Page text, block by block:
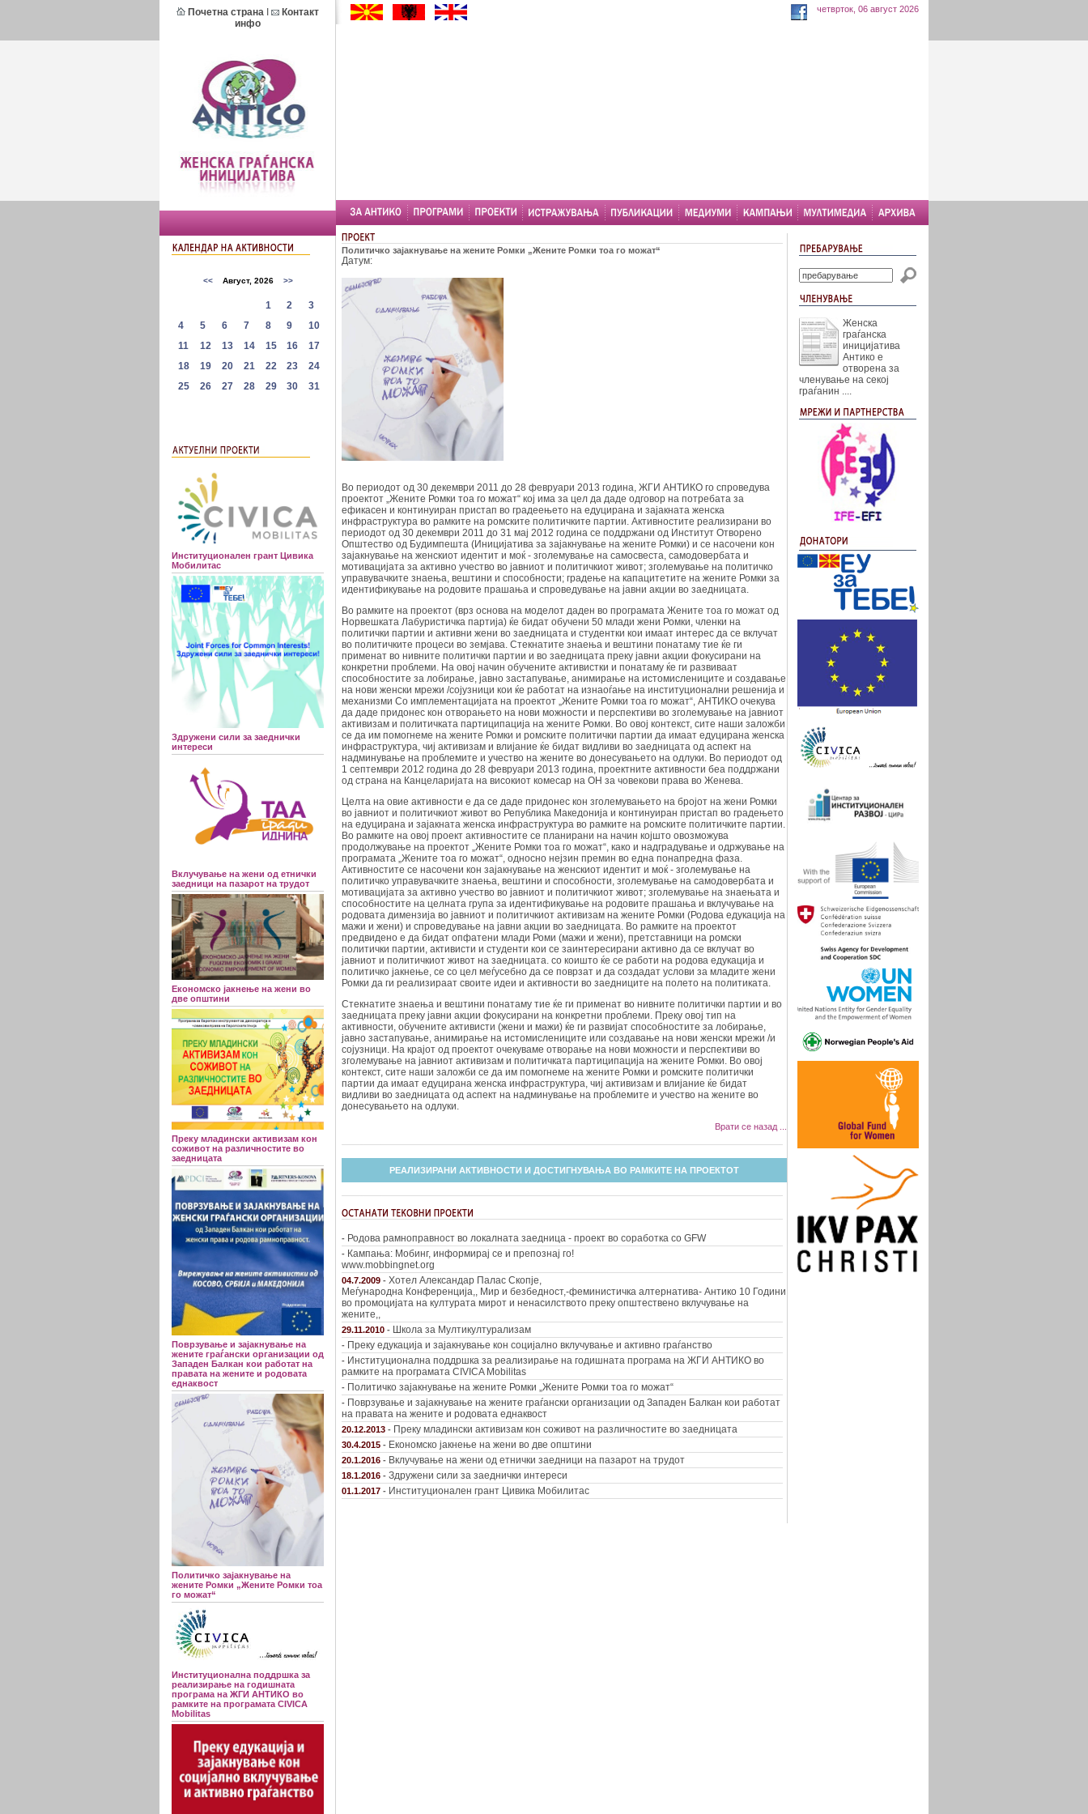
Почетна страна
Контакт
инфо
Институционален грант Цивика
Мобилитас
Здружени сили за заеднички
интереси
Вклучување на жени од етнички
заедници на пазарот на трудот
Економско јакнење на жени во
две општини
Преку младински активизам кон
соживот на различностите во
заедницата
Поврзување и зајакнување на
жените граѓански организации од
Западен Балкан кои работат на
правата на жените и родовата
еднаквост
Политичко зајакнување на
жените Ромки „Жените Ромки тоа
го можат“
Институционална поддршка за
реализирање на годишната
програма на ЖГИ АНТИКО во
рамките на програмата CIVICA
Mobilitas
четврток, 06 август 2026
Политичко зајакнување на жените Ромки „Жените Ромки тоа го можат“
Датум:
Во периодот од 30 декември 2011 до 28 февруари 2013 година, ЖГИ АНТИКО го спроведува
проектот „Жените Ромки тоа го можат“ кој има за цел да даде одговор на потребата за
ефикасен и континуиран пристап во градеењето на едуцирана и зајакната женска
инфраструктура во рамките на ромските политичките партии. Aктивностите реализирани во
периодот од 30 декември 2011 до 31 мај 2012 година се поддржани од Институт Отворено
Општество од Будимпешта (Иницијатива за зајакнување на жените Ромки) и се насочени кон
зајакнување на женскиот идентит и моќ - зголемување на самосвеста, самодовербата и
мотивацијата за активно учество во јавниот и политичкиот живот; зголемување на политичко
управувачките знаења, вештини и способности; градење на капацитетите на жените Ромки за
идентификување на родовите прашања и спроведување на јавни акции во заедницата.
Во рамките на проектот (врз основа на моделот даден во програмата Жените тоа го можат од
Норвешката Лабуристичка партија) ќе бидат обучени 50 млади жени Ромки, членки на
политички партии и активни жени во заедницата и студентки кои имаат интерес да се вклучат
во политичките процеси во земјава. Стекнатите знаења и вештини понатаму тие ќе ги
применат во нивните политички партии и во заедницата преку јавни акции фокусирани на
конкретни проблеми. На овој начин обучените активистки и понатаму ќе ги развиваат
способностите за лобирање, јавно застапување, анимирање на истомислениците и создавање
на нови женски мрежи /сојузници кои ќе работат на изнаоѓање на институционални решенија и
механизми Со имплементацијата на проектот „Жените Ромки тоа го можат“, АНТИКО очекува
да даде придонес кон отворањето на нови можности и перспективи во зголемување на јавниот
активизам и политичката партиципација на жените Ромки. Во овој контекст, сите наши заложби
се да им помогнеме на жените Ромки и ромските политички партии да имаат едуцирана женска
инфраструктура, чиј активизам и влијание ќе бидат видливи во заедницата од аспект на
надминување на проблемите и учество на жените во донесувањето на одлуки. Во периодот од
1 септември 2012 година до 28 февруари 2013 година, проектните активности беа поддржани
од страна на Канцеларијата на високиот комесар на ОН за човекови права во Женева.
Целта на овие активности е да се даде придонес кон зголемувањето на бројот на жени Ромки
во јавниот и политичкиот живот во Република Македонија и континуиран пристап во градењето
на едуцирана и зајакната женска инфраструктура во рамките на ромските политичките партии.
Во рамките на овој проект активностите се планирани на начин којшто овозможува
продолжување на проектот „Жените Ромки тоа го можат“, како и надградување и одржување на
програмата „Жените тоа го можат“, односно нејзин премин во една понапредна фаза.
Aктивностите се насочени кон зајакнување на женскиот идентит и моќ - зголемување на
политичко управувачките знаења, вештини и способности, зголемување на самодовербата и
мотивацијата за активно учество во јавниот и политичкиот живот; зголемување на знаењата и
способностите на целната група за идентификување на родовите прашања и вклучување на
родовата димензија во јавниот и политичкиот активизам на жените Ромки (Родова едукација на
мажи и жени) и спроведување на јавни акции во заедницата. Во рамките на проектот
предвидено е да бидат опфатени млади Роми (мажи и жени), претставници на ромски
политички партии, активисти и студенти кои се заинтересирани активно да се вклучат во
јавниот и политичкиот живот на заедницата. со коишто ќе се работи на родова едукација и
политичко јакнење, се со цел меѓусебно да се поврзат и да создадат услови за младите жени
Ромки да ги реализираат своите идеи и активности во заедниците на полето на политиката.
Стекнатите знаења и вештини понатаму тие ќе ги применат во нивните политички партии и во
заедницата преку јавни акции фокусирани на конкретни проблеми. Преку овој тип на
активности, обучените активисти (жени и мажи) ќе ги развијат способностите за лобирање,
јавно застапување, анимирање на истомислениците или создавање на нови женски мрежи /и
сојузници. На крајот од проектот очекуваме отворање на нови можности и перспективи во
зголемување на јавниот активизам и политичката партиципација на жените Ромки. Во овој
контекст, сите наши заложби се да им помогнеме на жените Ромки и ромските политички
партии да имаат едуцирана женска инфраструктура, чиј активизам и влијание ќе бидат
видливи во заедницата од аспект на надминување на проблемите и учество на жените во
донесувањето на одлуки.
Врати се назад ...
РЕАЛИЗИРАНИ АКТИВНОСТИ И ДОСТИГНУВАЊА ВО РАМКИТЕ НА ПРОЕКТОТ
- Родова рамноправност во локалната заедница - проект во соработка со GFW
- Кампања: Мобинг, информирај се и препознај го!
www.mobbingnet.org
04.7.2009 - Хотел Александар Палас Скопје,
Меѓународна Конференција,, Мир и безбедност,-феминистичка алтернатива- Антико 10 Години
во промоцијата на културата мирот и ненасилството преку општествено вклучување на
жените,,
29.11.2010 - Школа за Мултикултурализам
- Преку едукација и зајакнување кон социјално вклучување и активно граѓанство
- Институционална поддршка за реализирање на годишната програма на ЖГИ АНТИКО во
рамките на програмата CIVICA Mobilitas
- Политичко зајакнување на жените Ромки „Жените Ромки тоа го можат“
- Поврзување и зајакнување на жените граѓански организации од Западен Балкан кои работат
на правата на жените и родовата еднаквост
20.12.2013 - Преку младински активизам кон соживот на различностите во заедницата
30.4.2015 - Економско јакнење на жени во две општини
20.1.2016 - Вклучување на жени од етнички заедници на пазарот на трудот
18.1.2016 - Здружени сили за заеднички интереси
01.1.2017 - Институционален грант Цивика Мобилитас
Женска
граѓанска
иницијатива
Антико е
отворена за
членување на секој
граѓанин ....